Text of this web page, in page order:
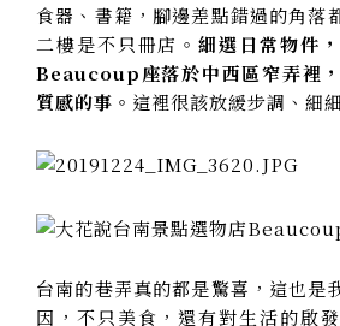
食器、書籍，腳邊差點錯過的角落
二樓是不只冊店。細選日常物件
Beaucoup座落於中西區窄弄裡
質感的事。 這裡很該放緩步調、細
台南的巷弄真的都是驚喜，這也是
因，不只美食，還有對生活的啟